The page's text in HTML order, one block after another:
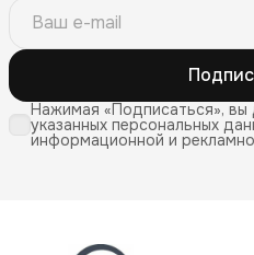
Нажимая «Подписаться», вы
указанных персональных
информационной и